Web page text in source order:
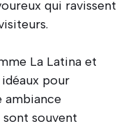
qui ravissent
La Latina et
idéaux pour
ambiance
sont souvent